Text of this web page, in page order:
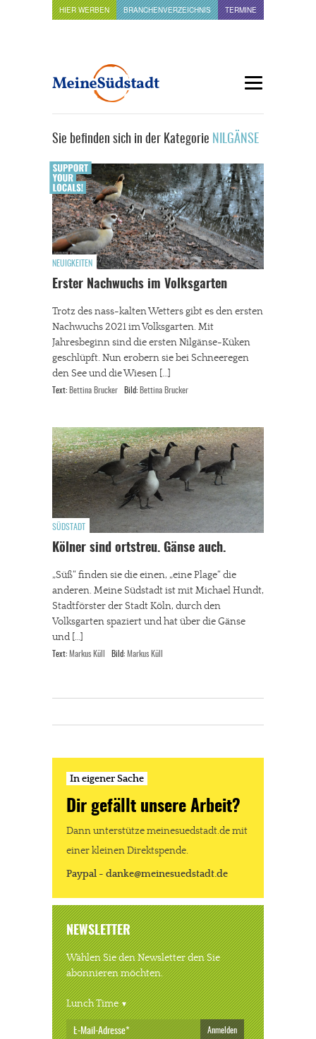
HIER WERBEN BRANCHENVERZEICHNIS TERMINE
Sie befinden sich in der Kategorie NILGÄNSE
NEUIGKEITEN
Erster Nachwuchs im Volksgarten
Trotz des nass-kalten Wetters gibt es den ersten
Nachwuchs 2021 im Volksgarten. Mit
Jahresbeginn sind die ersten Nilgänse-Küken
geschlüpft. Nun erobern sie bei Schneeregen
den See und die Wiesen […]
Text: Bettina Brucker Bild: Bettina Brucker
SÜDSTADT
Kölner sind ortstreu. Gänse auch.
„Süß“ finden sie die einen, „eine Plage“ die
anderen. Meine Südstadt ist mit Michael Hundt,
Stadtförster der Stadt Köln, durch den
Volksgarten spaziert und hat über die Gänse
und […]
Text: Markus Küll Bild: Markus Küll
In eigener Sache
Dir gefällt unsere Arbeit?
Dann unterstütze meinesuedstadt.de mit
einer kleinen Direktspende.
Paypal - danke@meinesuedstadt.de
NEWSLETTER
Wählen Sie den Newsletter den Sie
abonnieren möchten.
Lunch Time
Anmelden